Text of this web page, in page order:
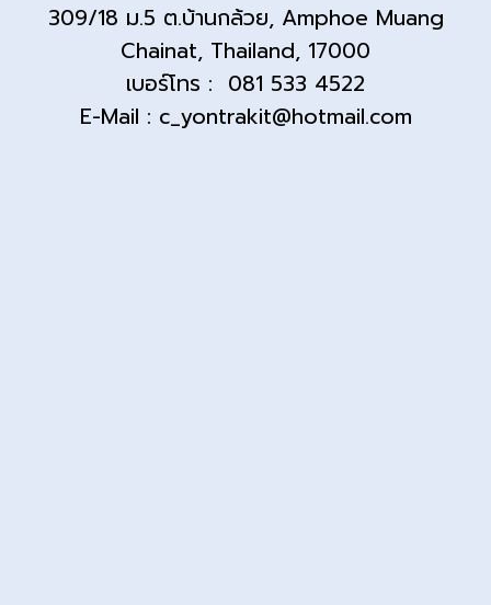
309/18 ม.5 ต.บ้านกล้วย, Amphoe Muang
Chainat, Thailand, 17000
เบอร์โทร : 081 533 4522
E-Mail : c_yontrakit@hotmail.com